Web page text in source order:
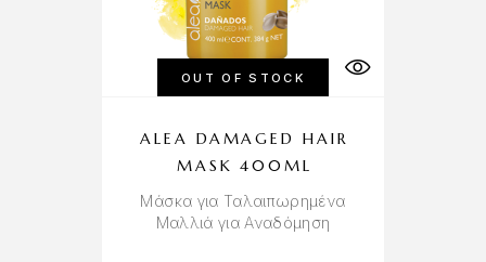
OUT OF STOCK
ALEA DAMAGED HAIR
MASK 400ML
Μάσκα για Ταλαιπωρημένα
Μαλλιά για Αναδόμηση